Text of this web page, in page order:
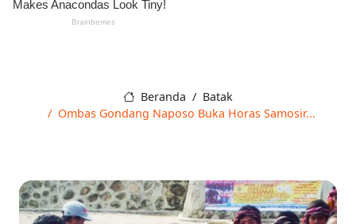
Beranda
Batak
Ombas Gondang Naposo Buka Horas Samosir...